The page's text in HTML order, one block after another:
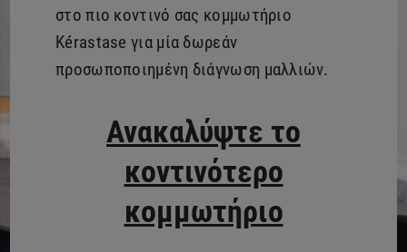
στο πιο κοντινό σας κομμωτήριο
Kérastase για μία δωρεάν
προσωποποιημένη διάγνωση μαλλιών.
Ανακαλύψτε το
κοντινότερο
κομμωτήριο